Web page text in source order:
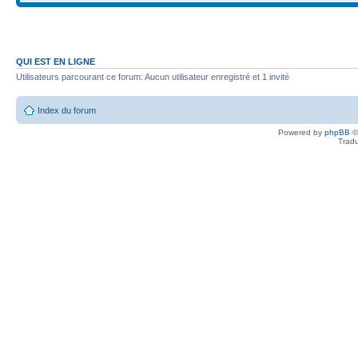
QUI EST EN LIGNE
Utilisateurs parcourant ce forum: Aucun utilisateur enregistré et 1 invité
Index du forum
Powered by phpBB